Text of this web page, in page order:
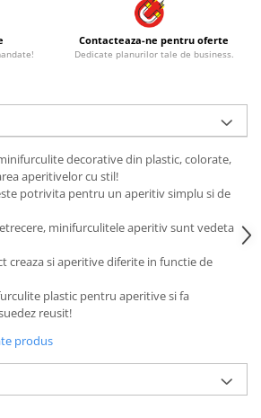
Contacteaza-ne pentru oferte
Dedicate planurilor tale de business.
decorative din plastic, colorate,
aperitivelor cu stil!
potrivita pentru un aperitiv simplu si de
minifurculitele aperitiv sunt vedeta
creaza si aperitive diferite in functie de
plastic pentru aperitive si fa
reusit!
produs